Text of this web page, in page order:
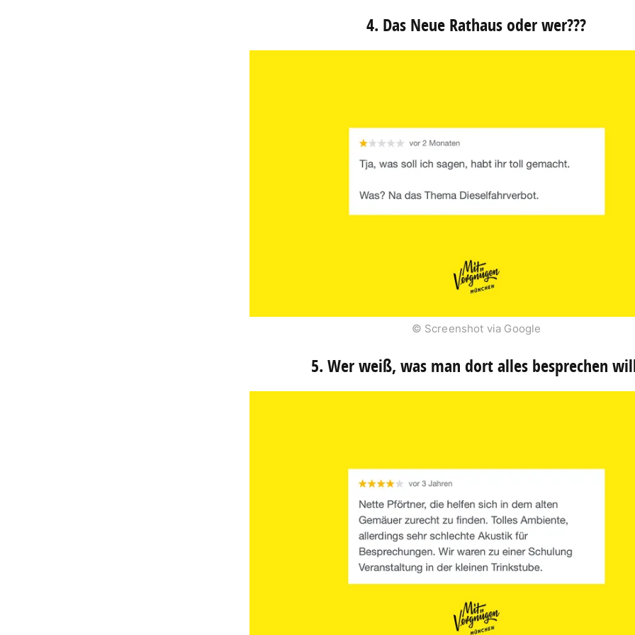
4. Das Neue Rathaus oder wer???
© Screenshot via Google
5. Wer weiß, was man dort alles besprechen